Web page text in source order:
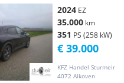
2024 EZ
35.000 km
351 PS (258 kW)
KFZ Handel Sturmeir
4072 Alkoven
€ 39.000